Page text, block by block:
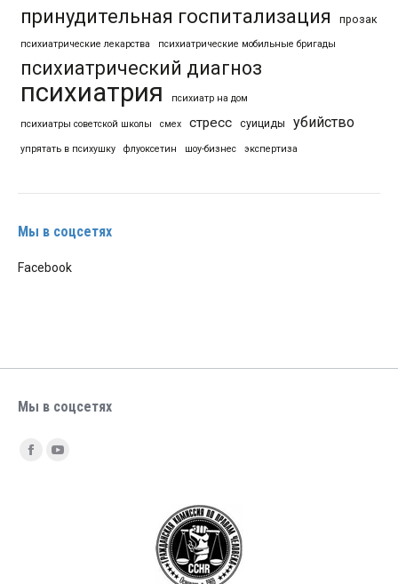
принудительная госпитализация прозак
психиатрические лекарства психиатрические мобильные бригады
психиатрический диагноз
психиатрия психиатр на дом
психиатры советской школы смех стресс суициды убийство
упрятать в психушку флуоксетин шоу-бизнес экспертиза
Мы в соцсетях
Facebook
Мы в соцсетях
Найдите нас:
FacebookYouTube